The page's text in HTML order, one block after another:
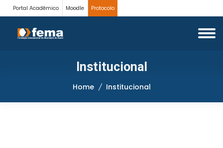
Portal Acadêmico Moodle Protocolo
Institucional
Home Institucional